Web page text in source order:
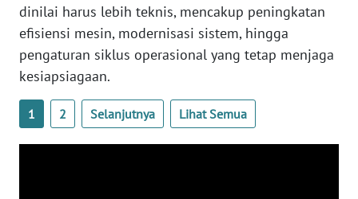
dinilai harus lebih teknis, mencakup peningkatan
efisiensi mesin, modernisasi sistem, hingga
pengaturan siklus operasional yang tetap menjaga
kesiapsiagaan.
1 2 Selanjutnya Lihat Semua
PAPUA
BARAT
WN
RIAU